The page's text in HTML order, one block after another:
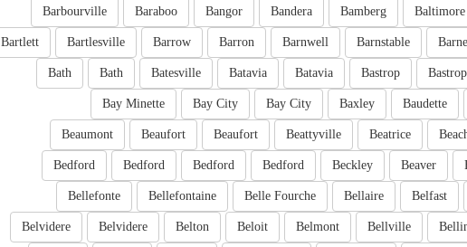
Baltimore
Bamberg
Bandera
Bangor
Baraboo
Barbourville
Barnstable
Barnwell
Barron
Barrow
Bartlesville
Bartlett
Bastrop
Bastrop
Batavia
Batavia
Batesville
Bath
Bath
Baudette
Baxley
Bay City
Bay City
Bay Minette
Beatrice
Beattyville
Beaufort
Beaufort
Beaumont
Beaver
Beckley
Bedford
Bedford
Bedford
Bedford
Belfast
Bellaire
Belle Fourche
Bellefontaine
Bellefonte
Bellville
Belmont
Beloit
Belton
Belvidere
Belvidere